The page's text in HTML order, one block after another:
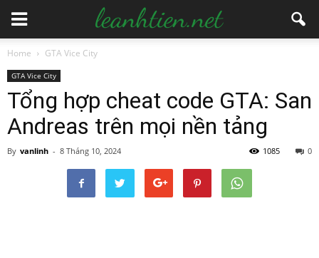
Home GTA Vice City
GTA Vice City
Tổng hợp cheat code GTA: San
Andreas trên mọi nền tảng
By vanlinh - 8 Tháng 10, 2024 0
1085